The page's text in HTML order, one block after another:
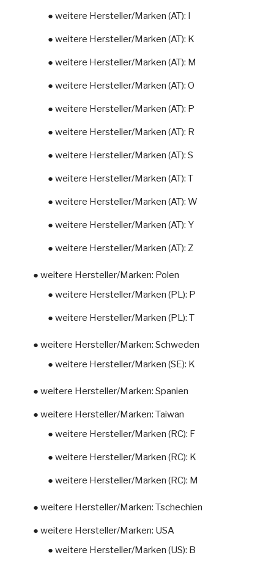
● weitere Hersteller/Marken (AT): I
● weitere Hersteller/Marken (AT): K
● weitere Hersteller/Marken (AT): M
● weitere Hersteller/Marken (AT): O
● weitere Hersteller/Marken (AT): P
● weitere Hersteller/Marken (AT): R
● weitere Hersteller/Marken (AT): S
● weitere Hersteller/Marken (AT): T
● weitere Hersteller/Marken (AT): W
● weitere Hersteller/Marken (AT): Y
● weitere Hersteller/Marken (AT): Z
● weitere Hersteller/Marken: Polen
● weitere Hersteller/Marken (PL): P
● weitere Hersteller/Marken (PL): T
● weitere Hersteller/Marken: Schweden
● weitere Hersteller/Marken (SE): K
● weitere Hersteller/Marken: Spanien
● weitere Hersteller/Marken: Taiwan
● weitere Hersteller/Marken (RC): F
● weitere Hersteller/Marken (RC): K
● weitere Hersteller/Marken (RC): M
● weitere Hersteller/Marken: Tschechien
● weitere Hersteller/Marken: USA
● weitere Hersteller/Marken (US): B